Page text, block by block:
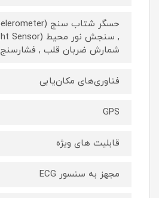
شمارش ضربان قلب , فشارسنج
فناوری‌های مکان‌یابی
GPS
قابلیت های ویژه
مجهز به سنسور ECG